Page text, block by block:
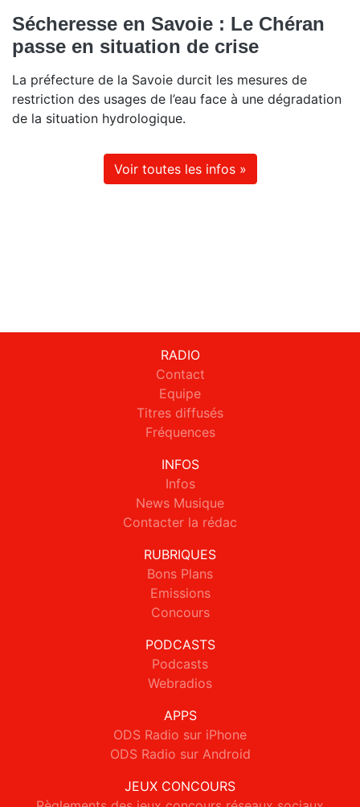
Sécheresse en Savoie : Le Chéran
passe en situation de crise
La préfecture de la Savoie durcit les mesures de
restriction des usages de l’eau face à une dégradation
de la situation hydrologique.
Voir toutes les infos »
RADIO
Contact
Equipe
Titres diffusés
Fréquences
INFOS
Infos
News Musique
Contacter la rédac
RUBRIQUES
Bons Plans
Emissions
Concours
PODCASTS
Podcasts
Webradios
APPS
ODS Radio sur iPhone
ODS Radio sur Android
JEUX CONCOURS